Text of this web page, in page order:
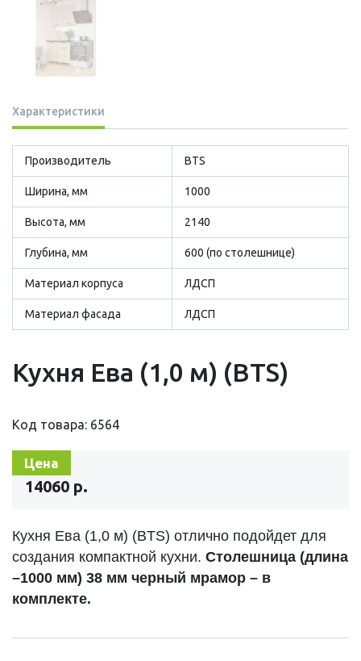
Характеристики
Производитель BTS
Ширина, мм 1000
Высота, мм 2140
Глубина, мм 600 (по столешнице)
Материал корпуса ЛДСП
Материал фасада ЛДСП
Кухня Ева (1,0 м) (BTS)
Код товара: 6564
Цена
14060 р.
Кухня Ева (1,0 м) (BTS) отлично подойдет для
создания компактной кухни. Столешница (длина
–1000 мм) 38 мм черный мрамор – в
комплекте.